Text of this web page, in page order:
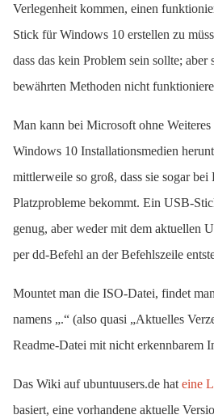
Verlegenheit kommen, einen
Stick für Windows 10 erstellen zu
dass das kein Problem sein sollte; aber
bewährten Methoden nicht
Man kann bei Microsoft ohne
Windows 10 Installationsmedien
mittlerweile so groß, dass sie sogar
Platzprobleme bekommt. Ein USB-
genug, aber weder mit dem aktuellen
per dd-Befehl an der Befehlszeile
Mountet man die ISO-Datei, findet
namens „.“ (also quasi „Aktuelles
Readme-Datei mit nicht erkennbarem
Das Wiki auf ubuntuusers.de hateine
basiert, eine vorhandene aktuelle